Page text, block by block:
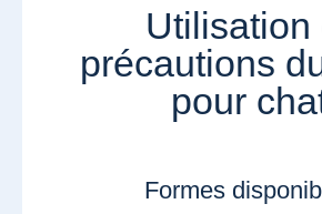
Utilisation
précautions
pour
Formes